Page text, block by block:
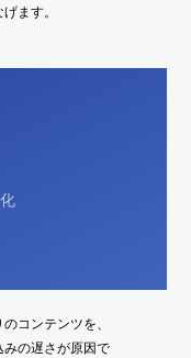
ます。
コンテンツを、
の遅さが原因で